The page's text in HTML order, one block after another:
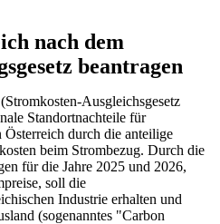
nach dem
beantragen
Ausgleichsgesetz
Standortnachteile für
durch die anteilige
beim Strombezug. Durch die
für die Jahre 2025 und 2026,
soll die
Industrie erhalten und
(sogenanntes "Carbon